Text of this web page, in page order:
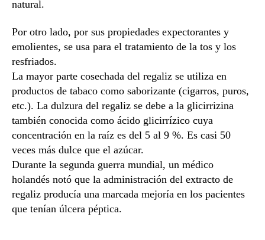
natural.
Por otro lado, por sus propiedades expectorantes y
emolientes, se usa para el tratamiento de la tos y los
resfriados.
La mayor parte cosechada del regaliz se utiliza en
productos de tabaco como saborizante (cigarros, puros,
etc.). La dulzura del regaliz se debe a la glicirrizina
también conocida como ácido glicirrízico cuya
concentración en la raíz es del 5 al 9 %. Es casi 50
veces más dulce que el azúcar.
Durante la segunda guerra mundial, un médico
holandés notó que la administración del extracto de
regaliz producía una marcada mejoría en los pacientes
que tenían úlcera péptica.